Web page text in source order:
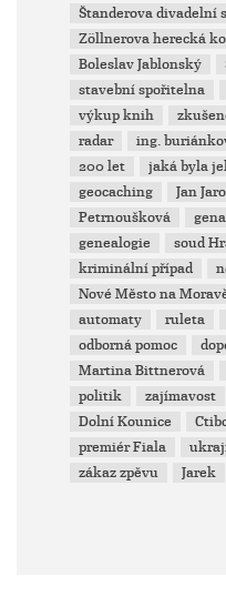
Štanderova divadelní
Zöllnerova herecká
Boleslav Jablonský
stavební spořitelna
výkup knih
radar
ing.
200 let
jaká byla
geocaching
Jan
Petrnoušková
genealogie
soud
kriminální případ
Nové Město na
automaty
ruleta
odborná pomoc
Martina Bittnerová
politik
zajímavost
Dolní Kounice
premiér Fiala
zákaz zpěvu
Jarek